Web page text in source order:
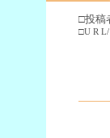
□投稿
□U R L/